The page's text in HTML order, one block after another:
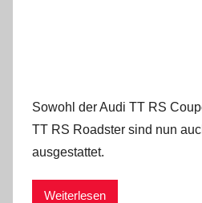
Sowohl der Audi TT RS
TT RS Roadster sind nun
ausgestattet.
Weiterlesen